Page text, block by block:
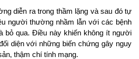
diễn ra trong thầm lặng và sau đó tự
người thường nhầm lẫn với các bệnh
bỏ qua. Điều này khiến không ít người
diện với những biến chứng gây nguy
thậm chí tính mạng.